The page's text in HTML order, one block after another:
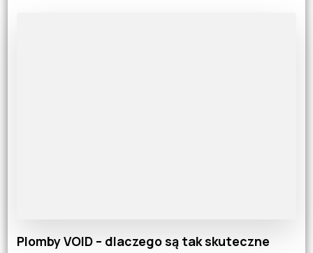
Plomby VOID – dlaczego są tak skuteczne